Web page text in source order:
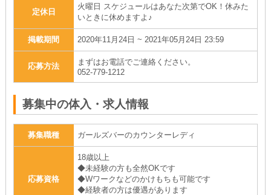
定休日
火曜日 スケジュールはあなた次第でOK！休みた
いときに休めますよ♪
掲載期間 2020年11月24日 ~ 2021年05月24日 23:59
応募方法
まずはお電話でご連絡ください。
052-779-1212
募集中の体入・求人情報
募集職種 ガールズバーのカウンターレディ
応募資格
18歳以上
◆未経験の方も全然OKです
◆Wワークなどのかけもちも可能です
◆経験者の方は優遇があります